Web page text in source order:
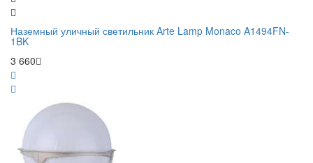
Наземный уличный светильник Arte Lamp Monaco A1494FN-
1BK
3 660